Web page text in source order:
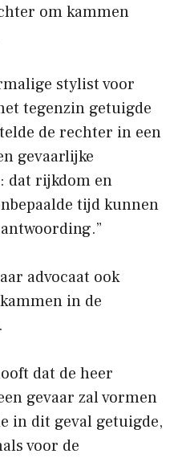
om kammen
stylist voor
tegenzin getuigde
de rechter in een
gevaarlijke
dat rijkdom en
tijd kunnen
advocaat ook
in de
dat de heer
gevaar zal vormen
in dit geval getuigde,
voor de